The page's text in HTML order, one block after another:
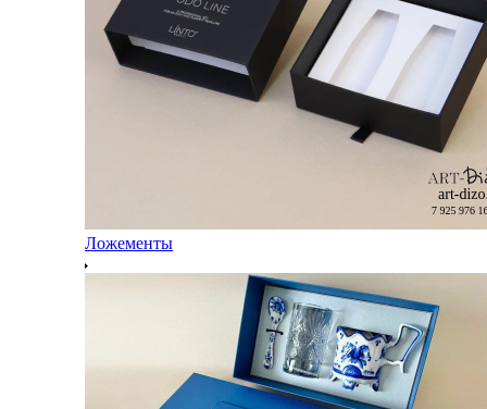
Ложементы